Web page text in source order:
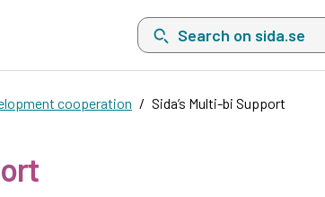
Search on sida.se, a list with
cooperation Sida’s Multi-bi Support